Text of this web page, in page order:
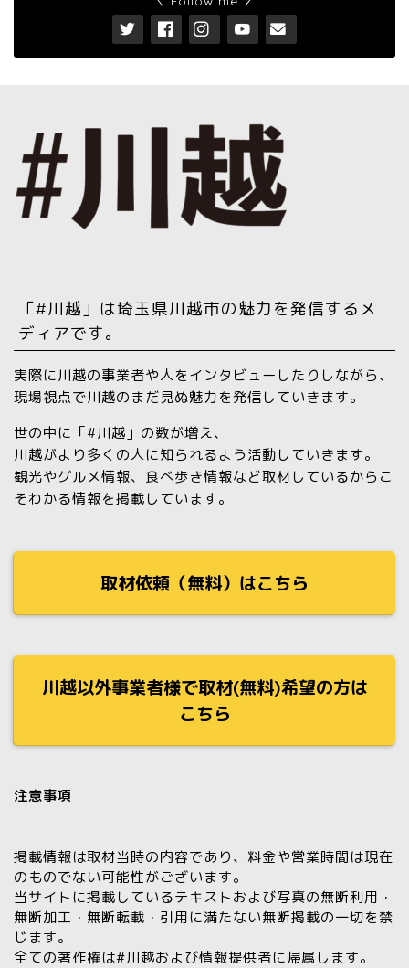
「#川越」は埼玉県川越市の魅力を発信するメ
ディアです。
実際に川越の事業者や人をインタビューしたりしながら、
現場視点で川越のまだ見ぬ魅力を発信していきます。
世の中に「#川越」の数が増え、
川越がより多くの人に知られるよう活動していきます。
観光やグルメ情報、食べ歩き情報など取材しているからこ
そわかる情報を掲載しています。
取材依頼（無料）はこちら
川越以外事業者様で取材(無料)希望の方は
こちら
注意事項
掲載情報は取材当時の内容であり、料金や営業時間は現在
のものでない可能性がございます。
当サイトに掲載しているテキストおよび写真の無断利用・
無断加工・無断転載・引用に満たない無断掲載の一切を禁
じます。
全ての著作権は#川越および情報提供者に帰属します。